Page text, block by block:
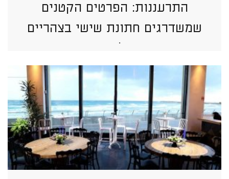
התרעננות: הפרטים הקטנים
שמשדרגים חתונת שישי בצהריים